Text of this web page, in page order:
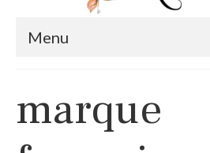
Menu
marque